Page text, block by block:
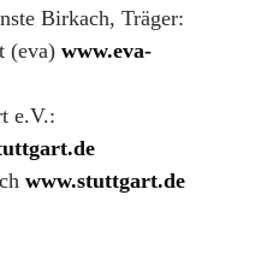
Birkach, Träger:
(eva) www.eva-
e.V.:
www.stuttgart.de